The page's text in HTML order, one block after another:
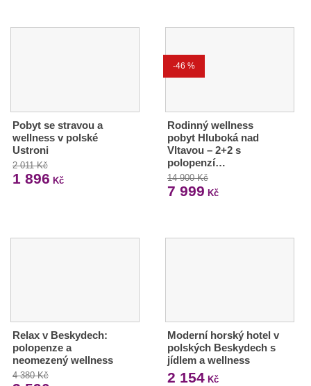
Pobyt se stravou a
wellness v polské
Ustroni
2 011 Kč
1 896 Kč
-46 %
Rodinný wellness
pobyt Hluboká nad
Vltavou – 2+2 s
polopenzí…
14 900 Kč
7 999 Kč
Relax v Beskydech:
polopenze a
neomezený wellness
4 380 Kč
Moderní horský hotel v
polských Beskydech s
jídlem a wellness
2 154Kč